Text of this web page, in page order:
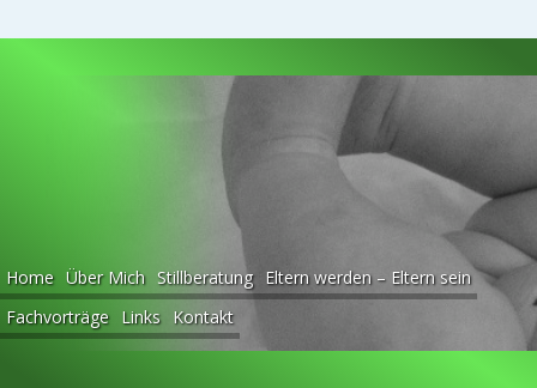
Home Über Mich Stillberatung Eltern werden – Eltern sein
Fachvorträge Links Kontakt
Beratung rund ums Baby